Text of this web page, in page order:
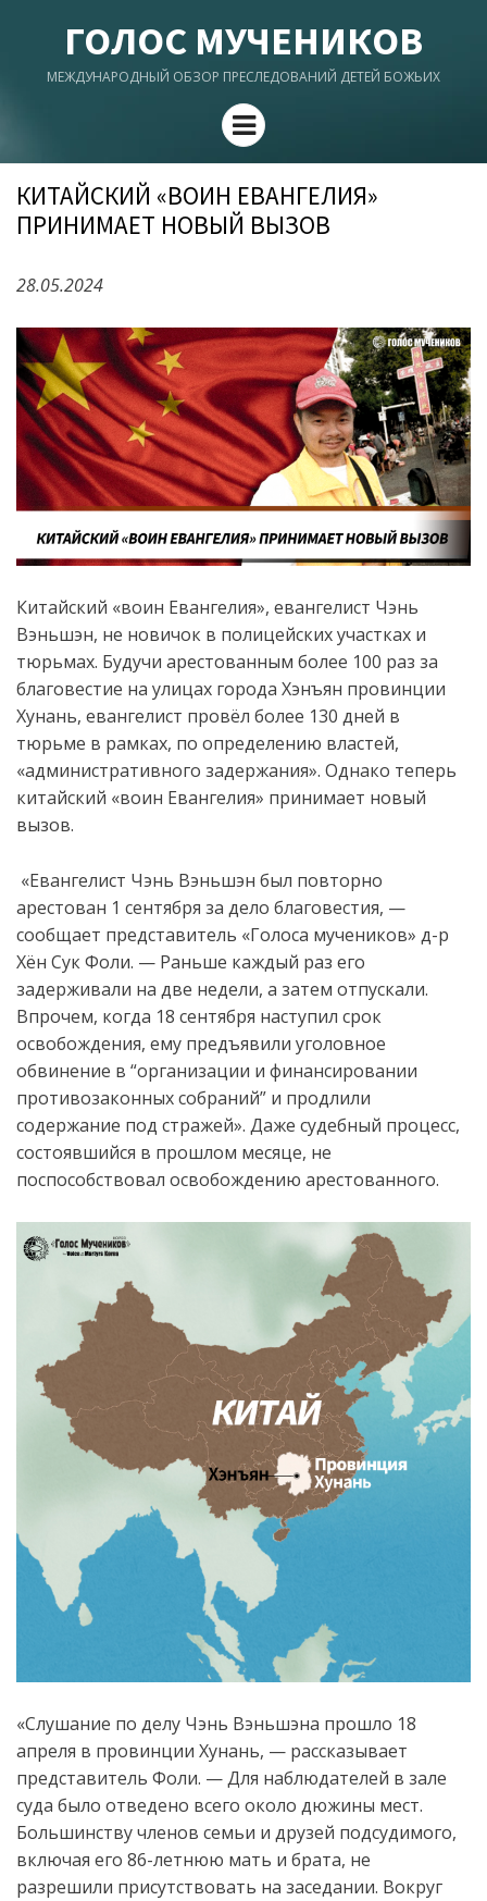
ГОЛОС МУЧЕНИКОВ
МЕЖДУНАРОДНЫЙ ОБЗОР ПРЕСЛЕДОВАНИЙ ДЕТЕЙ БОЖЬИХ
Menu
КИТАЙСКИЙ «ВОИН ЕВАНГЕЛИЯ»
ПРИНИМАЕТ НОВЫЙ ВЫЗОВ
28.05.2024
Китайский «воин Евангелия», евангелист Чэнь
Вэньшэн, не новичок в полицейских участках и
тюрьмах. Будучи арестованным более 100 раз за
благовестие на улицах города Хэнъян провинции
Хунань, евангелист провёл более 130 дней в
тюрьме в рамках, по определению властей,
«административного задержания». Однако теперь
китайский «воин Евангелия» принимает новый
вызов.
«Евангелист Чэнь Вэньшэн был повторно
арестован 1 сентября за дело благовестия, —
сообщает представитель «Голоса мучеников» д-р
Хён Сук Фоли. — Раньше каждый раз его
задерживали на две недели, а затем отпускали.
Впрочем, когда 18 сентября наступил срок
освобождения, ему предъявили уголовное
обвинение в “организации и финансировании
противозаконных собраний” и продлили
содержание под стражей». Даже судебный процесс,
состоявшийся в прошлом месяце, не
поспособствовал освобождению арестованного.
«Слушание по делу Чэнь Вэньшэна прошло 18
апреля в провинции Хунань, — рассказывает
представитель Фоли. — Для наблюдателей в зале
суда было отведено всего около дюжины мест.
Большинству членов семьи и друзей подсудимого,
включая его 86-летнюю мать и брата, не
разрешили присутствовать на заседании. Вокруг